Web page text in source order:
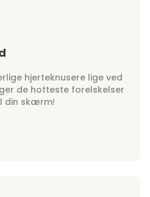
hjerteknusere lige ved
de hotteste forelskelser
din skærm!